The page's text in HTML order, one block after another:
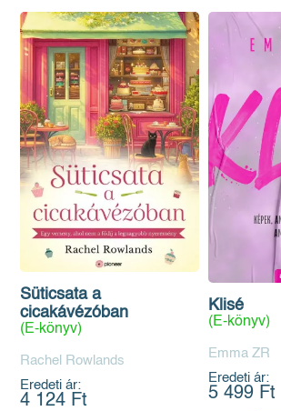
Süticsata a
cicakávézóban
(E-könyv)
Rachel Rowlands
Eredeti ár:
4 124 Ft
Klisé
(E-könyv)
Emma ZR
Eredeti ár:
5 499 Ft